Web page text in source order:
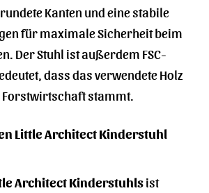
Kanten und eine stabile
für maximale Sicherheit beim
Der Stuhl ist außerdem FSC-
dass das verwendete Holz
stammt.
Little Architect Kinderstuhl
Architect Kinderstuhlsist